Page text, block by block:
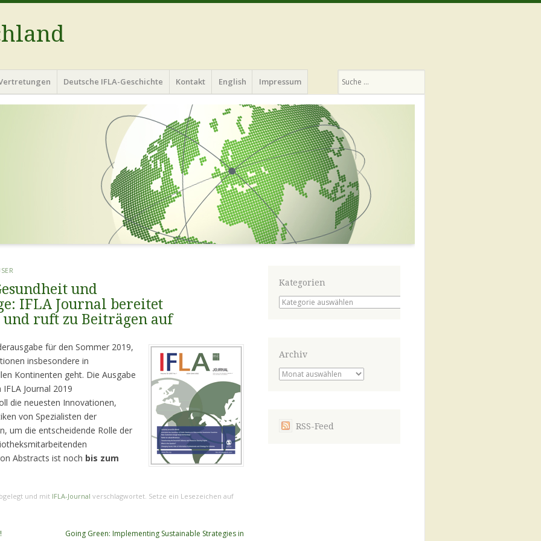
Deutsche IFLA-Geschichte Kontakt English Impressum
und
IFLA Journal bereitet
und ruft zu Beiträgen auf
für den Sommer 2019,
insbesondere in
Kontinenten geht. Die Ausgabe
IFLA Journal 2019
die neuesten Innovationen,
von Spezialisten der
um die entscheidende Rolle der
Abstracts ist noch bis zum
und mit IFLA-Journal verschlagwortet. Setze ein Lesezeichen auf
Going Green: Implementing Sustainable Strategies in
Kategorien
Kategorien
Archiv
Archiv
RSS-Feed